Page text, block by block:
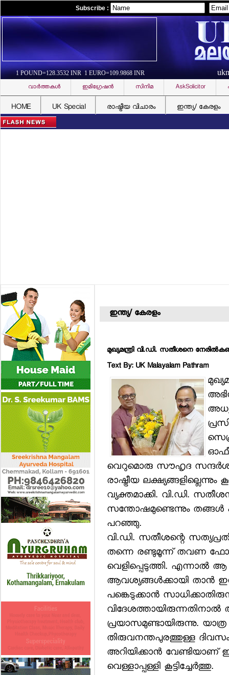
Subscribe :
1 POUND=128.3532 INR 1 EURO=109.9868 INR
വാര്‍ത്തകള്‍ ഇമിഗ്രേഷന്‍ സിനിമ AskSolicitor
HOME UK Special രാഷ്ട്രീയ വിചാരം ഇന്ത്യ/ കേരളം
ഇന്ത്യ/ കേരളം
മുഖ്യമന്ത്രി വി.ഡി. സതീശനെ
Text By: UK Malayalam Pathram
വെറുമൊരു സൗഹൃദ
രാഷ്ട്രീയ
വ്യക്തമാക്കി. വി.ഡി.
സന്തോഷമുണ്ടെന്നും തങ്ങള്‍
പറഞ്ഞു.
വി.ഡി. സതീശന്റെ
തന്നെ രണ്ടുമൂന്ന് തവണ
വെളിപ്പെടുത്തി. എന്നാല്‍
ആവശ്യങ്ങള്‍ക്കായി താന്‍
പങ്കെടുക്കാന്‍
പ്രയാസമുണ്ടായിരുന്നു. യാത്ര
തിരുവനന്തപുരത്തുള്ള ദിവസം
അറിയിക്കാന്‍
വെള്ളാപ്പള്ളി കൂട്ടിച്ചേര്‍ത്തു.